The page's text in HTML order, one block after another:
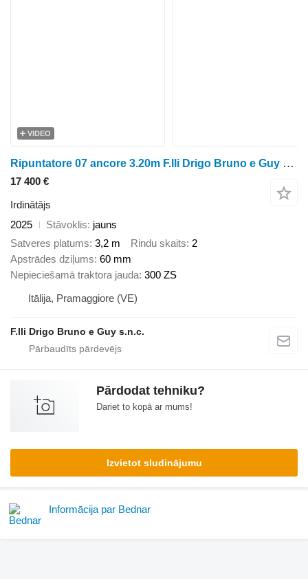
VIDEO
Ripuntatore 07 ancore 3.20m F.lli Drigo Bruno e Guy s.n.c
17 400 €
Irdinātājs
2025
Stāvoklis jauns
Satveres platums 3,2 m Rindu skaits 2
Apstrādes dziļums 60 mm
Nepieciešamā traktora jauda 300 ZS
Itālija, Pramaggiore (VE)
F.lli Drigo Bruno e Guy s.n.c.
Pārdodat tehniku?
Dariet to kopā ar mums!
Izvietot sludinājumu
Informācija par Bednar